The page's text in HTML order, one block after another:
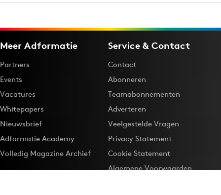
Meer Adformatie
Partners
Events
Vacatures
Whitepapers
Nieuwsbrief
Adformatie Academy
Volledig Magazine Archief
Service & Contact
Contact
Abonneren
Teamabonnementen
Adverteren
Veelgestelde Vragen
Privacy Statement
Cookie Statement
Algemene Voorwaarden